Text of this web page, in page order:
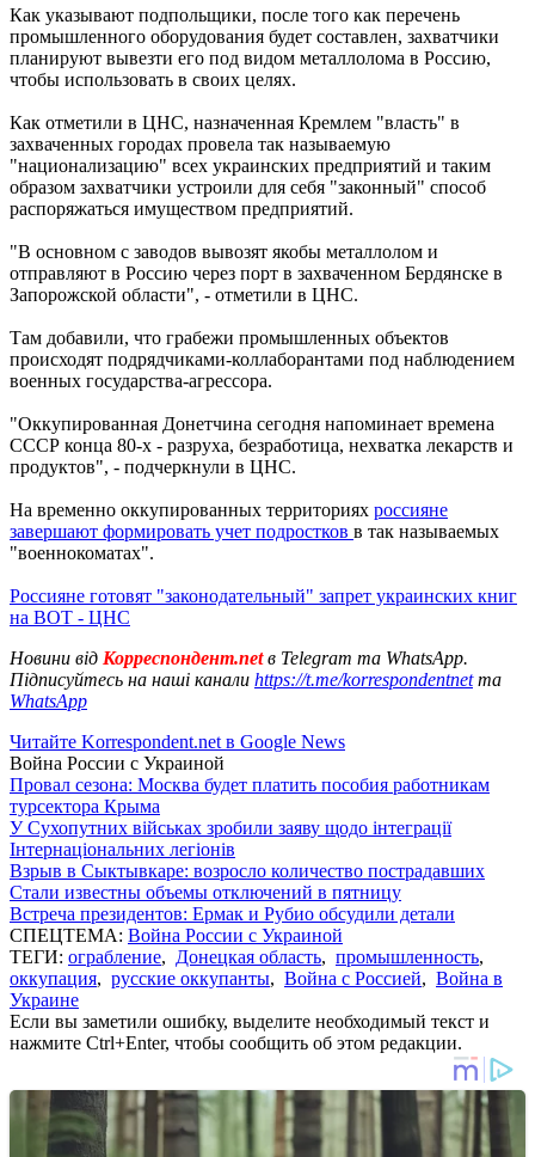
Как указывают подпольщики, после того как перечень
промышленного оборудования будет составлен, захватчики
планируют вывезти его под видом металлолома в Россию,
чтобы использовать в своих целях.
Как отметили в ЦНС, назначенная Кремлем "власть" в
захваченных городах провела так называемую
"национализацию" всех украинских предприятий и таким
образом захватчики устроили для себя "законный" способ
распоряжаться имуществом предприятий.
"В основном с заводов вывозят якобы металлолом и
отправляют в Россию через порт в захваченном Бердянске в
Запорожской области", - отметили в ЦНС.
Там добавили, что грабежи промышленных объектов
происходят подрядчиками-коллаборантами под наблюдением
военных государства-агрессора.
"Оккупированная Донетчина сегодня напоминает времена
СССР конца 80-х - разруха, безработица, нехватка лекарств и
продуктов", - подчеркнули в ЦНС.
На временно оккупированных территориях россияне
завершают формировать учет подростков в так называемых
"военнокоматах".
Россияне готовят "законодательный" запрет украинских книг
на ВОТ - ЦНС
Новини від Корреспондент.netв Telegram та WhatsApp.
Підписуйтесь на наші канали https://t.me/korrespondentnetта
WhatsApp
Читайте Korrespondent.net в Google News
Война России с Украиной
Провал сезона: Москва будет платить пособия работникам
турсектора Крыма
У Сухопутних військах зробили заяву щодо інтеграції
Інтернаціональних легіонів
Взрыв в Сыктывкаре: возросло количество пострадавших
Стали известны объемы отключений в пятницу
Встреча президентов: Ермак и Рубио обсудили детали
СПЕЦТЕМА: Война России с Украиной
ТЕГИ: ограбление, Донецкая область, промышленность,
оккупация, русские оккупанты, Война с Россией, Война в
Украине
Если вы заметили ошибку, выделите необходимый текст и
нажмите Ctrl+Enter, чтобы сообщить об этом редакции.